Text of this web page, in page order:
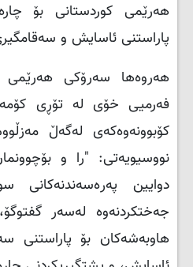
هه‌رێمى كوردستانى بۆ
پاراستنى ئاسايش و
هەروەها سەرۆکی هەرێمی
فەرمیی خۆی لە تۆڕی
کۆبوونەوەکەی لەگەڵ
نووسیویەتی: "را و
دوایین پەرەسەندنەکانی
جەختکردنەوە لەسەر
هاوبەشەکان بۆ پاراستنی